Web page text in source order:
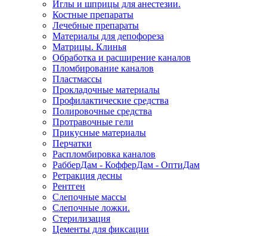
Иглы и шприцы для анестезии.
Костные препараты
Лечебные препараты
Материалы для депофореза
Матрицы. Клинья
Обработка и расширение каналов
Пломбирование каналов
Пластмассы
Прокладочные материалы
Профилактические средства
Полировочные средства
Протравочные гели
Прикусные материалы
Перчатки
Распломбировка каналов
РабберДам - КофферДам - ОптиДам
Ретракция десны
Рентген
Слепочные массы
Слепочные ложки.
Стерилизация
Цементы для фиксации